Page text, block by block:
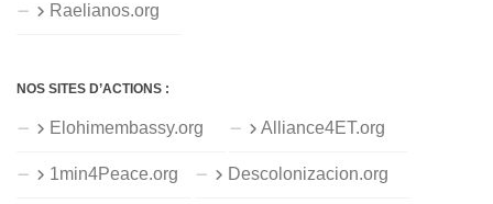
Raelianos.org
NOS SITES D’ACTIONS :
Elohimembassy.org Alliance4ET.org
1min4Peace.org Descolonizacion.org